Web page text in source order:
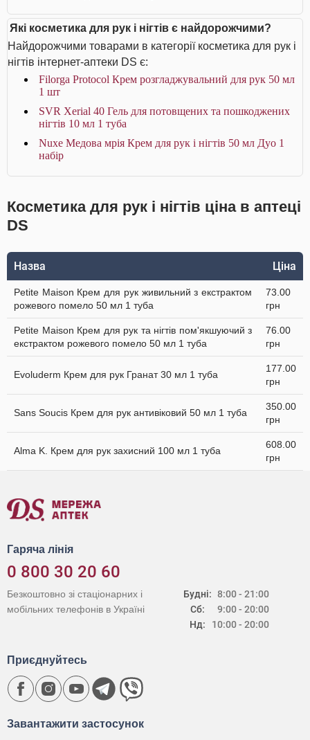
Які косметика для рук і нігтів є найдорожчими?
Найдорожчими товарами в категорії косметика для рук і
нігтів інтернет-аптеки DS є:
Filorga Protocol Крем розгладжувальний для рук 50 мл
1 шт
SVR Xerial 40 Гель для потовщених та пошкоджених
нігтів 10 мл 1 туба
Nuxe Медова мрія Крем для рук і нігтів 50 мл Дуо 1
набір
Косметика для рук і нігтів ціна в аптеці
DS
Назва Ціна
Petite Maison Крем для рук живильний з екстрактом
рожевого помело 50 мл 1 туба
73.00
грн
Petite Maison Крем для рук та нігтів пом'якшуючий з
екстрактом рожевого помело 50 мл 1 туба
76.00
грн
Evoluderm Крем для рук Гранат 30 мл 1 туба
177.00
грн
Sans Soucis Крем для рук антивіковий 50 мл 1 туба
350.00
грн
Alma K. Крем для рук захисний 100 мл 1 туба
608.00
грн
Гаряча лінія
0 800 30 20 60
Будні:
Сб:
Нд:
8:00 - 21:00
9:00 - 20:00
10:00 - 20:00
Безкоштовно зі стаціонарних і
мобільних телефонів в Україні
Завантажити застосунок
Приєднуйтесь